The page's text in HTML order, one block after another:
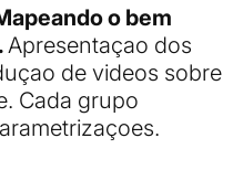
o bem
Apresentaçao dos
de videos sobre
Cada grupo